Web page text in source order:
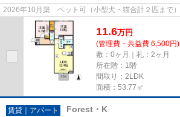
2026年10月築 ペット可（小型犬・猫合計２匹まで）
11.6万円
(管理費・共益費 6,500円)
敷：0ヶ月｜礼：2ヶ月
所在階：1階
間取り：2LDK
面積：53.77㎡
賃貸｜アパート Forest・K